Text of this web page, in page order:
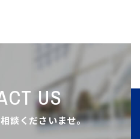
US
談くださいませ。